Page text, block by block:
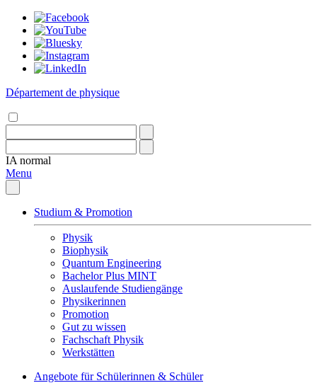
Département de physique
IA normal
Menu
Studium & Promotion
Physik
Biophysik
Quantum Engineering
Bachelor Plus MINT
Auslaufende Studiengänge
Physikerinnen
Promotion
Gut zu wissen
Fachschaft Physik
Werkstätten
Angebote für Schülerinnen & Schüler